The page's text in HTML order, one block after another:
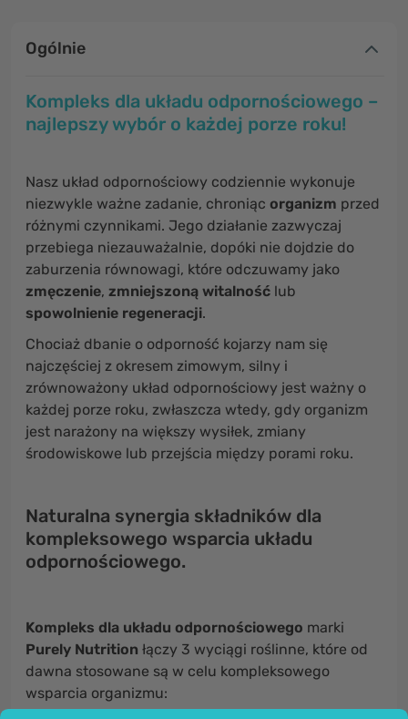
Ogólnie
Kompleks dla układu odpornościowego –
najlepszy wybór o każdej porze roku!
Nasz układ odpornościowy codziennie wykonuje
niezwykle ważne zadanie, chroniąc organizm przed
różnymi czynnikami. Jego działanie zazwyczaj
przebiega niezauważalnie, dopóki nie dojdzie do
zaburzenia równowagi, które odczuwamy jako
zmęczenie, zmniejszoną witalność lub
spowolnienie regeneracji.
Chociaż dbanie o odporność kojarzy nam się
najczęściej z okresem zimowym, silny i
zrównoważony układ odpornościowy jest ważny o
każdej porze roku, zwłaszcza wtedy, gdy organizm
jest narażony na większy wysiłek, zmiany
środowiskowe lub przejścia między porami roku.
Naturalna synergia składników dla
kompleksowego wsparcia układu
odpornościowego.
Kompleks dla układu odpornościowego marki
Purely Nutrition łączy 3 wyciągi roślinne, które od
dawna stosowane są w celu kompleksowego
wsparcia organizmu: